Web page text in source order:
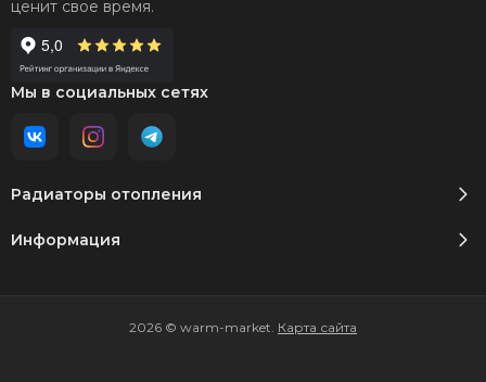
Радиаторы отопления
Информация
ценит свое время.
Мы в социальных сетях
2026 © warm-market. Карта сайта